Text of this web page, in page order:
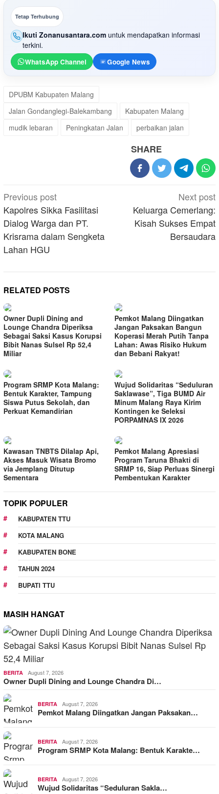
Tetap Terhubung
Ikuti Zonanusantara.com untuk mendapatkan informasi
terkini.
WhatsApp Channel Google News
DPUBM Kabupaten Malang
Jalan Gondanglegi-Balekambang
Kabupaten Malang
mudik lebaran
Peningkatan Jalan perbaikan jalan
SHARE
Post
navigation
Previous post
Kapolres Sikka Fasilitasi
Dialog Warga dan PT.
Krisrama dalam Sengketa
Lahan HGU
Next post
Keluarga Cemerlang:
Kisah Sukses Empat
Bersaudara
RELATED POSTS
Owner Dupli Dining and
Lounge Chandra Diperiksa
Sebagai Saksi Kasus Korupsi
Bibit Nanas Sulsel Rp 52,4
Miliar
Pemkot Malang Diingatkan
Jangan Paksakan Bangun
Koperasi Merah Putih Tanpa
Lahan: Awas Risiko Hukum
dan Bebani Rakyat!
Program SRMP Kota Malang:
Bentuk Karakter, Tampung
Siswa Putus Sekolah, dan
Perkuat Kemandirian
Wujud Solidaritas “Seduluran
Saklawase”, Tiga BUMD Air
Minum Malang Raya Kirim
Kontingen ke Seleksi
PORPAMNAS IX 2026
Kawasan TNBTS Dilalap Api,
Akses Masuk Wisata Bromo
via Jemplang Ditutup
Sementara
Pemkot Malang Apresiasi
Program Taruna Bhakti di
SRMP 16, Siap Perluas Sinergi
Pembentukan Karakter
TOPIK POPULER
KABUPATEN TTU
KOTA MALANG
KABUPATEN BONE
TAHUN 2024
BUPATI TTU
MASIH HANGAT
BERITA August 7, 2026
Owner Dupli Dining and Lounge Chandra Di…
BERITA August 7, 2026
Pemkot Malang Diingatkan Jangan Paksakan…
BERITA August 7, 2026
Program SRMP Kota Malang: Bentuk Karakte…
BERITA August 7, 2026
Wujud Solidaritas “Seduluran Sakla…